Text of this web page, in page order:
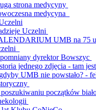
strona medycyny
medycyna
Uczelni
UMB na 75
dyrektor Bowszyc
jednego zdjęcia - tam
UMB nie powstało? -
początków